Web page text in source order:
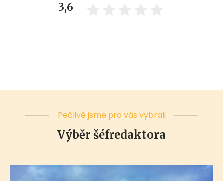
3,6
Pečlivě jsme pro vás vybrali
Výběr šéfredaktora